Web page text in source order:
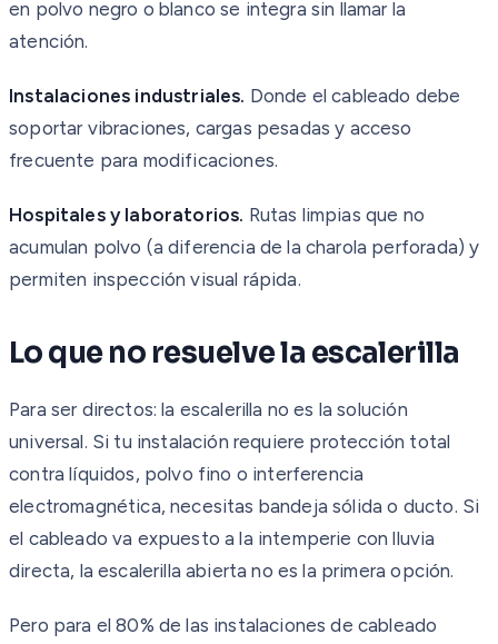
en polvo negro o blanco se integra sin llamar la
atención.
Instalaciones industriales. Donde el cableado debe
soportar vibraciones, cargas pesadas y acceso
frecuente para modificaciones.
Hospitales y laboratorios. Rutas limpias que no
acumulan polvo (a diferencia de la charola perforada) y
permiten inspección visual rápida.
Lo que no resuelve la escalerilla
Para ser directos: la escalerilla no es la solución
universal. Si tu instalación requiere protección total
contra líquidos, polvo fino o interferencia
electromagnética, necesitas bandeja sólida o ducto. Si
el cableado va expuesto a la intemperie con lluvia
directa, la escalerilla abierta no es la primera opción.
Pero para el 80% de las instalaciones de cableado